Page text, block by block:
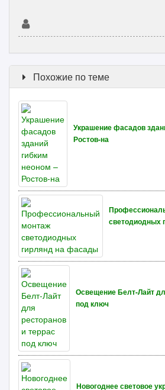
Похожие по теме
Украшение фасадов
Ростов-на
светодиодных
Освещение Белт-Лайт
под ключ
Новогоднее световое